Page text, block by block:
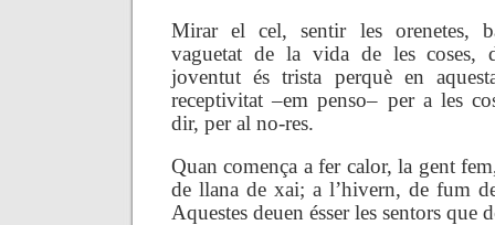
Mirar el cel, sentir les orenetes,
vaguetat de la vida de les coses,
joventut és trista perquè en
receptivitat –em penso– per a les
dir, per al no-res.
Quan comença a fer calor, la gent
de llana de xai; a l’hivern, de fum
Aquestes deuen ésser les sentors que